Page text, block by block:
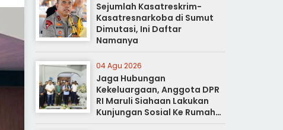
Sejumlah Kasatreskrim-
Kasatresnarkoba di Sumut
Dimutasi, Ini Daftar
Namanya
04 Agu 2026
Jaga Hubungan
Kekeluargaan, Anggota DPR
RI Maruli Siahaan Lakukan
Kunjungan Sosial Ke Rumah
Duka